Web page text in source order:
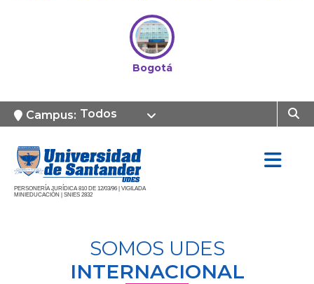
Bogotá
Campus: Todos
PERSONERÍA JURÍDICA 810 DE 12/03/96 | VIGILADA
MINIEDUCACIÓN | SNIES 2832
SOMOS UDES
INTERNACIONAL